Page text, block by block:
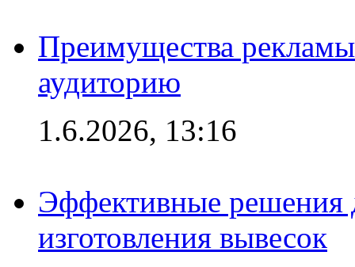
Преимущества
аудиторию
1.6.2026, 13:16
Эффективные решения
изготовления вывесок